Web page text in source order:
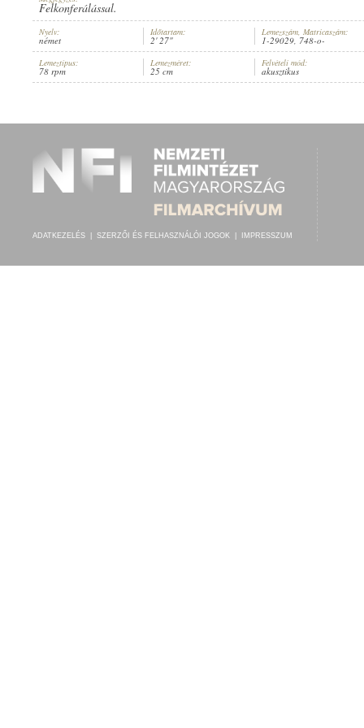
ELŐADÓ: MAX JAUNER,D'GRINZINGER,D'GRINZINGER
Felkonferálással.
Nyelv:
német
Időtartam:
2' 27"
Lemezszám, Matricaszám:
1-29029, 748-o-
Lemeztípus:
78 rpm
Lemezméret:
25 cm
Felvételi mód:
akusztikus
ADATKEZELÉS SZERZŐI ÉS FELHASZNÁLÓI JOGOK IMPRESSZUM